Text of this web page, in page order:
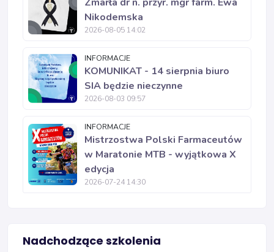
Nikodemska
2026-08-05 14:02
INFORMACJE
KOMUNIKAT - 14 sierpnia biuro
SIA będzie nieczynne
2026-08-03 09:57
INFORMACJE
Mistrzostwa Polski Farmaceutów
w Maratonie MTB - wyjątkowa X
edycja
2026-07-24 14:30
Nadchodzące szkolenia